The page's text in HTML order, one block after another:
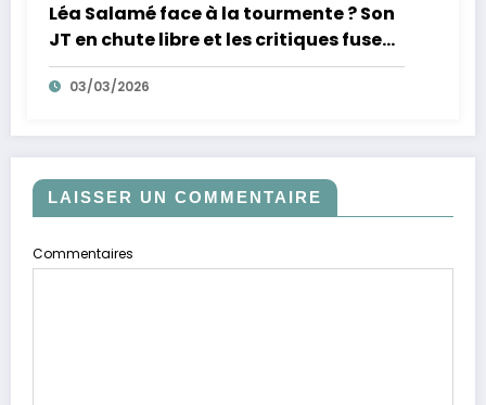
Léa Salamé face à la tourmente ? Son
JT en chute libre et les critiques fusent
!
03/03/2026
LAISSER UN COMMENTAIRE
Commentaires